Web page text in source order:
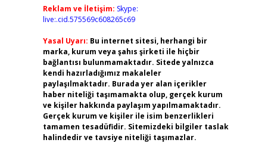
Reklam ve İletişim: Skype:
live:.cid.575569c608265c69
Yasal Uyarı: Bu internet sitesi, herhangi bir
marka, kurum veya şahıs şirketi ile hiçbir
bağlantısı bulunmamaktadır. Sitede yalnızca
kendi hazırladığımız makaleler
paylaşılmaktadır. Burada yer alan içerikler
haber niteliği taşımamakta olup, gerçek kurum
ve kişiler hakkında paylaşım yapılmamaktadır.
Gerçek kurum ve kişiler ile isim benzerlikleri
tamamen tesadüfidir. Sitemizdeki bilgiler taslak
halindedir ve tavsiye niteliği taşımazlar.